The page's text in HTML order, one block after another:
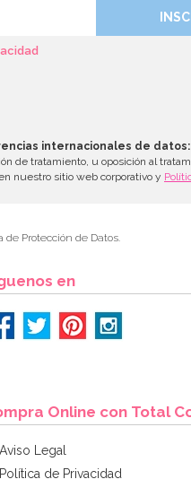
internacionales de datos:
de tratamiento, u oposición al
nuestro sitio web corporativo y
Protección de Datos.
en
Online con Total
Aviso Legal
Política de Privacidad